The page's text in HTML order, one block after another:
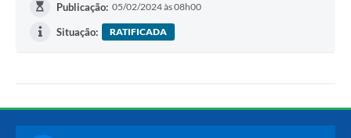
Publicação: 05/02/2024 às 08h00
Situação: RATIFICADA